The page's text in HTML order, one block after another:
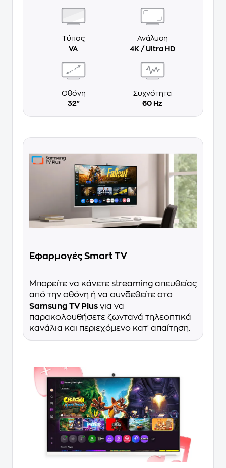
Τύπος
VA
Ανάλυση
4Κ / Ultra HD
Οθόνη
32"
Συχνότητα
60 Hz
Εφαρμογές Smart TV
Μπορείτε να κάνετε streaming απευθείας
από την οθόνη ή να συνδεθείτε στο
Samsung TV Plus για να
παρακολουθήσετε ζωντανά τηλεοπτικά
κανάλια και περιεχόμενο κατ' απαίτηση.